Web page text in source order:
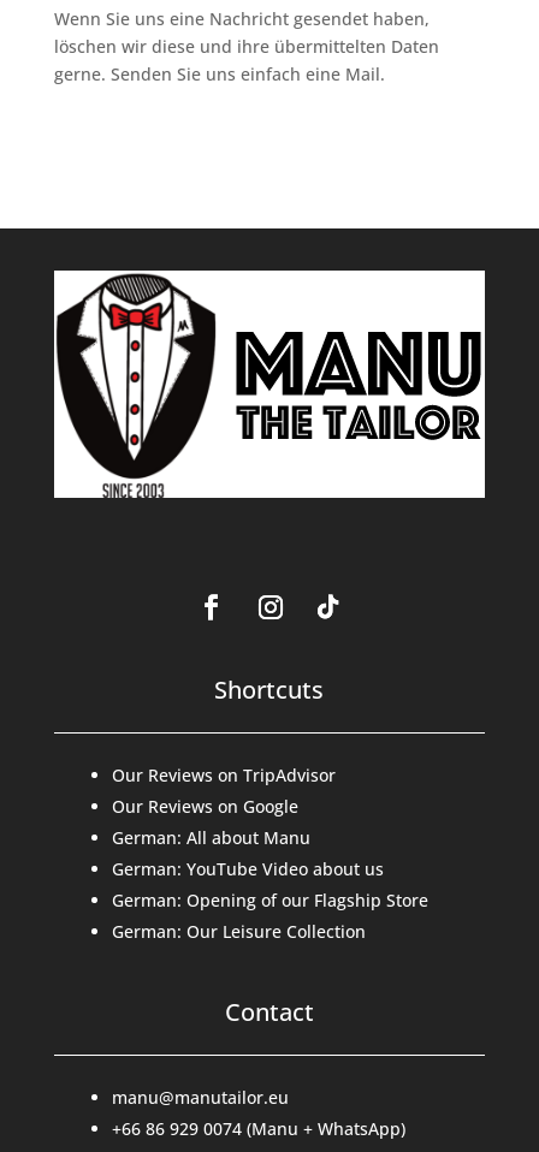
Wenn Sie uns eine Nachricht gesendet haben,
löschen wir diese und ihre übermittelten Daten
gerne. Senden Sie uns einfach eine Mail.
Shortcuts
Our Reviews on TripAdvisor
Our Reviews on Google
German: All about Manu
German: YouTube Video about us
German: Opening of our Flagship Store
German: Our Leisure Collection
Contact
manu@manutailor.eu
+66 86 929 0074 (Manu + WhatsApp)